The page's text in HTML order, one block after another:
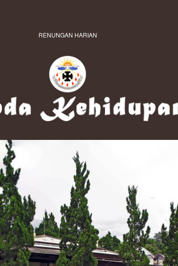
RENUNGAN HARIAN